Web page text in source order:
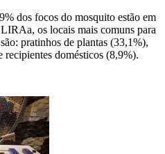
dos focos do mosquito estão em
os locais mais comuns para
pratinhos de plantas (33,1%),
recipientes domésticos (8,9%).